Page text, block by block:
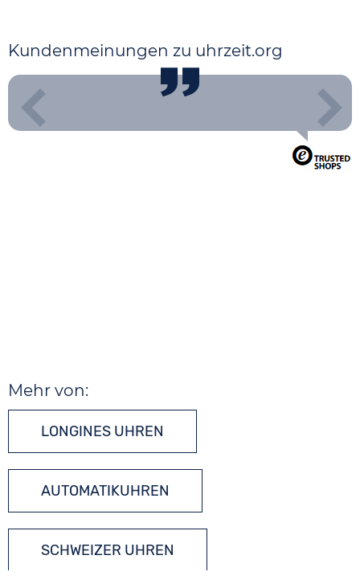
Kundenmeinungen zu uhrzeit.org
Mehr von:
LONGINES UHREN
AUTOMATIKUHREN
SCHWEIZER UHREN